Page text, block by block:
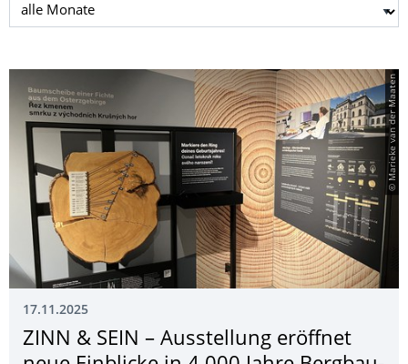
Monat auswählen
© Marieke van der Maaten
17.11.2025
ZINN & SEIN – Ausstellung eröffnet